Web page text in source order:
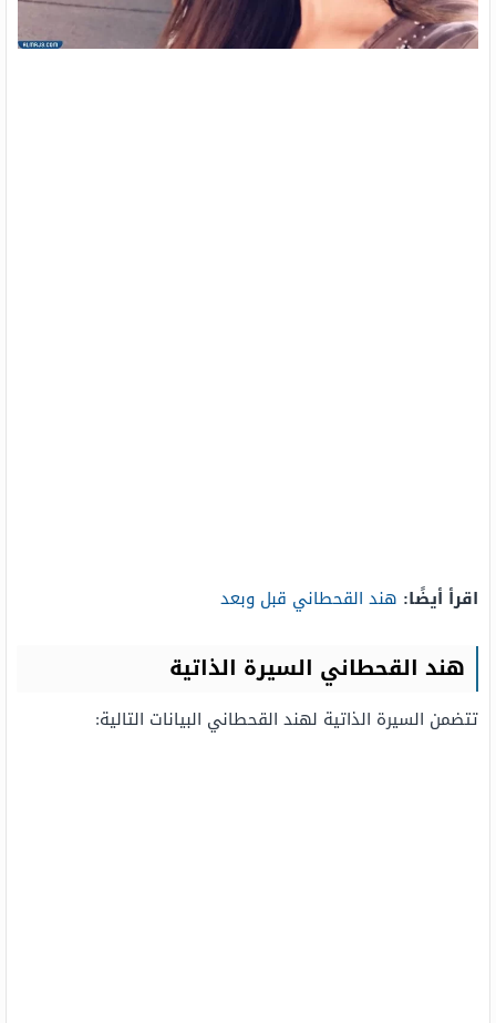
اقرأ أيضًا: هند القحطاني قبل وبعد
هند القحطاني السيرة الذاتية
تتضمن السيرة الذاتية لهند القحطاني البيانات التالية: